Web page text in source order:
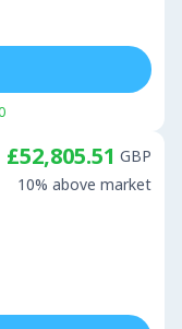
£52,805.51 GBP
10% above market